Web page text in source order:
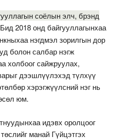
соёлын элч, брэнд
Бид 2018 онд байгууллагынхаа
нэгдмэл зорилгын дор
болон салбар нэгж
холбоог сайжруулах,
дээшлүүлэхэд түлхүү
хэрэгжүүлсний нэг нь
юм.
идэвх оролцоог
манай Гүйцэтгэх